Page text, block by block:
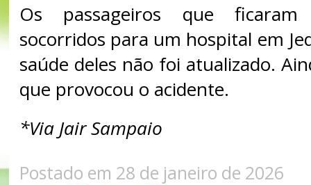
Os passageiros que
socorridos para um hospital em
saúde deles não foi atualizado.
que provocou o acidente.
*Via Jair Sampaio
Postado em 28 de janeiro de 2026